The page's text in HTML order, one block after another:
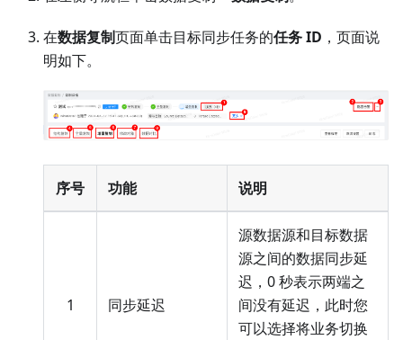
在数据复制页面单击目标同步任务的任务 ID ，页面说
明如下。
序号 功能 说明
1 同步延迟
源数据源和目标数据
源之间的数据同步延
迟，0 秒表示两端之
间没有延迟，此时您
可以选择将业务切换